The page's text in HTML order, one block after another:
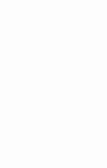
"කතා කරන
යෑමේ වයස
වන ලලිත්කුමාර්
ප්‍ර්ශ්න, රැකියා